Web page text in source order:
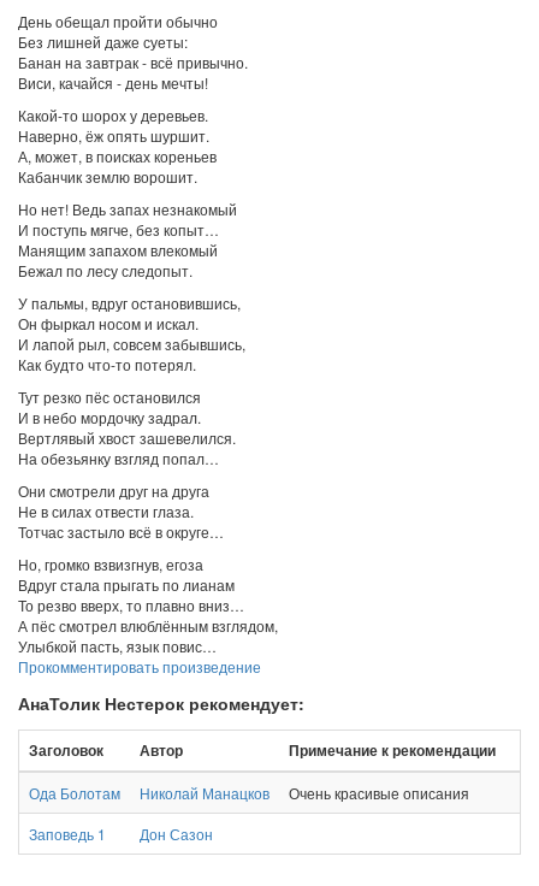
День обещал пройти обычно
Без лишней даже суеты:
Банан на завтрак - всё привычно.
Виси, качайся - день мечты!
Какой-то шорох у деревьев.
Наверно, ёж опять шуршит.
А, может, в поисках кореньев
Кабанчик землю ворошит.
Но нет! Ведь запах незнакомый
И поступь мягче, без копыт…
Манящим запахом влекомый
Бежал по лесу следопыт.
У пальмы, вдруг остановившись,
Он фыркал носом и искал.
И лапой рыл, совсем забывшись,
Как будто что-то потерял.
Тут резко пёс остановился
И в небо мордочку задрал.
Вертлявый хвост зашевелился.
На обезьянку взгляд попал…
Они смотрели друг на друга
Не в силах отвести глаза.
Тотчас застыло всё в округе…
Но, громко взвизгнув, егоза
Вдруг стала прыгать по лианам
То резво вверх, то плавно вниз…
А пёс смотрел влюблённым взглядом,
Улыбкой пасть, язык повис…
Прокомментировать произведение
АнаТолик Нестерок рекомендует:
Заголовок Автор Примечание к рекомендации
Ода Болотам Николай Манацков
Очень красивые описания
Заповедь 1
Дон Сазон